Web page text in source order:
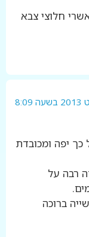
חלוצי צבא
כך יפה ומכובדת
רבה על
ברוכה